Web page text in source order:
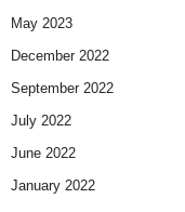
May 2023
December 2022
September 2022
July 2022
June 2022
January 2022